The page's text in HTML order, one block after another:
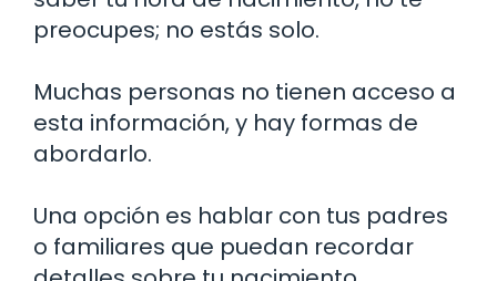
preocupes; no estás solo.
Muchas personas no tienen acceso a
esta información, y hay formas de
abordarlo.
Una opción es hablar con tus padres
o familiares que puedan recordar